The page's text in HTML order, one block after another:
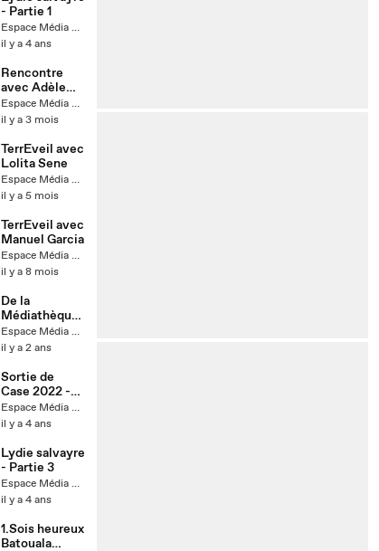
- Partie 1
Espace Média Grand Narbonne
il y a 4 ans
Rencontre
avec Adèle
Jacquet-
Lagrèze
Espace Média Grand Narbonne
il y a 3 mois
TerrEveil avec
Lolita Sene
Espace Média Grand Narbonne
il y a 5 mois
TerrEveil avec
Manuel Garcia
Espace Média Grand Narbonne
il y a 8 mois
De la
Médiathèque
à l'Espace
Média...
an de travaux
Espace Média Grand Narbonne
il y a 2 ans
Sortie de
Case 2022 -
Partie 3
Espace Média Grand Narbonne
il y a 4 ans
Lydie salvayre
- Partie 3
Espace Média Grand Narbonne
il y a 4 ans
1.Sois heureux
Batouala